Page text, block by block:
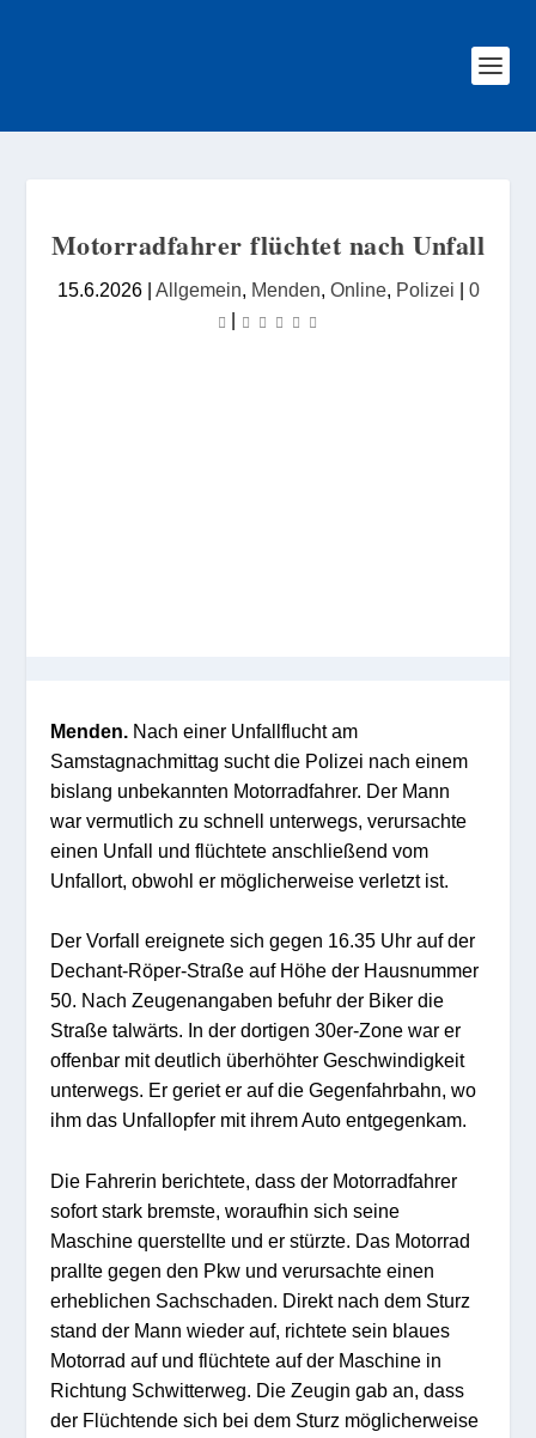
Motorradfahrer flüchtet nach Unfall
15.6.2026| Allgemein, Menden, Online, Polizei | 0
|
Menden. Nach einer Unfallflucht am
Samstagnachmittag sucht die Polizei nach einem
bislang unbekannten Motorradfahrer. Der Mann
war vermutlich zu schnell unterwegs, verursachte
einen Unfall und flüchtete anschließend vom
Unfallort, obwohl er möglicherweise verletzt ist.
Der Vorfall ereignete sich gegen 16.35 Uhr auf der
Dechant-Röper-Straße auf Höhe der Hausnummer
50. Nach Zeugenangaben befuhr der Biker die
Straße talwärts. In der dortigen 30er-Zone war er
offenbar mit deutlich überhöhter Geschwindigkeit
unterwegs. Er geriet er auf die Gegenfahrbahn, wo
ihm das Unfallopfer mit ihrem Auto entgegenkam.
Die Fahrerin berichtete, dass der Motorradfahrer
sofort stark bremste, woraufhin sich seine
Maschine querstellte und er stürzte. Das Motorrad
prallte gegen den Pkw und verursachte einen
erheblichen Sachschaden. Direkt nach dem Sturz
stand der Mann wieder auf, richtete sein blaues
Motorrad auf und flüchtete auf der Maschine in
Richtung Schwitterweg. Die Zeugin gab an, dass
der Flüchtende sich bei dem Sturz möglicherweise